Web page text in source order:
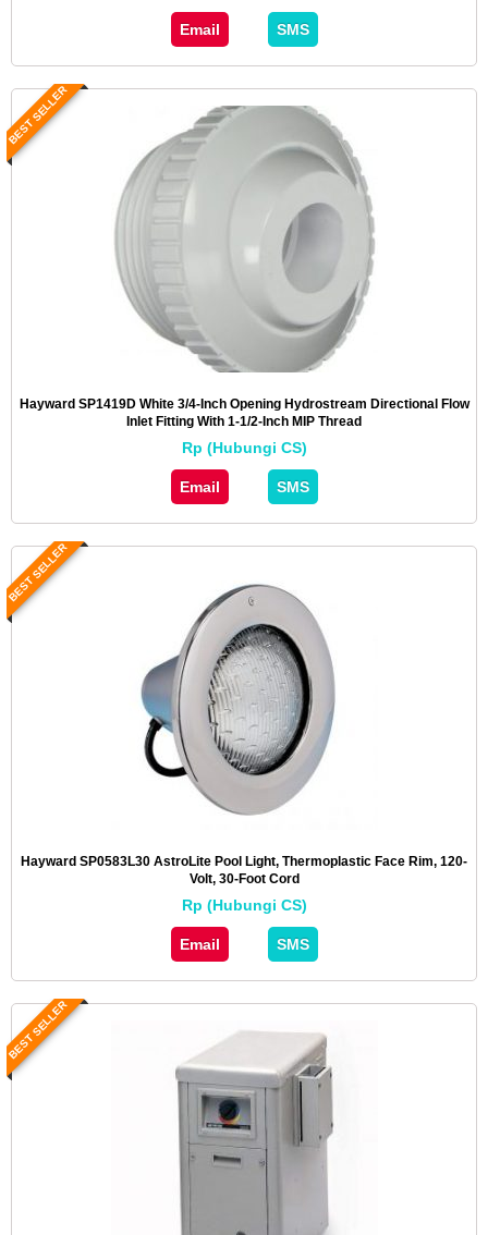
Email SMS
BEST SELLER
Hayward SP1419D White 3/4-Inch Opening Hydrostream Directional Flow
Inlet Fitting With 1-1/2-Inch MIP Thread
Rp (Hubungi CS)
Email SMS
BEST SELLER
Hayward SP0583L30 AstroLite Pool Light, Thermoplastic Face Rim, 120-
Volt, 30-Foot Cord
Rp (Hubungi CS)
Email SMS
BEST SELLER